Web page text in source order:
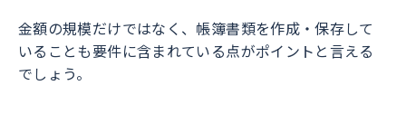
金額の規模だけではなく、帳簿書類を作成・保存して
いることも要件に含まれている点がポイントと言える
でしょう。